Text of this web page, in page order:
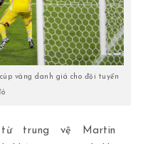
vàng danh giá cho đội tuyển
trung vệ Martin